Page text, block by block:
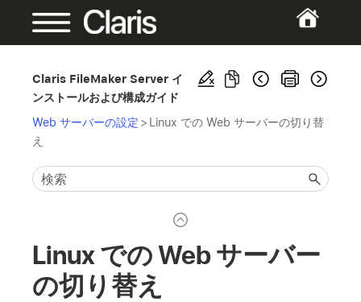
Claris FileMaker Server イ
ンストールおよび構成ガイド
Web サーバーの設定 > Linux での Web サーバーの切り替
え
Linux での Web サーバー
の切り替え